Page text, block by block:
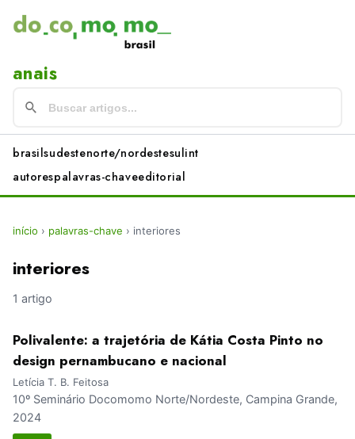
anais
brasilsudestenorte/nordestesulint
autorespalavras-chaveeditorial
início › palavras-chave › interiores
interiores
1 artigo
Polivalente: a trajetória de Kátia Costa Pinto no
design pernambucano e nacional
Letícia T. B. Feitosa
10º Seminário Docomomo Norte/Nordeste, Campina Grande,
2024